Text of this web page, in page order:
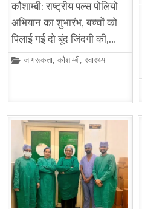
कौशाम्बी: राष्ट्रीय पल्स पोलियो
अभियान का शुभारंभ, बच्चों को
पिलाई गई दो बूंद जिंदगी की,…
Posted
जागरूकता,कौशाम्बी,स्वास्थ्य